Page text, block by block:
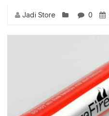
Jadi Store 0